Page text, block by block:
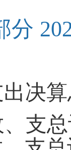
分
出决
、支